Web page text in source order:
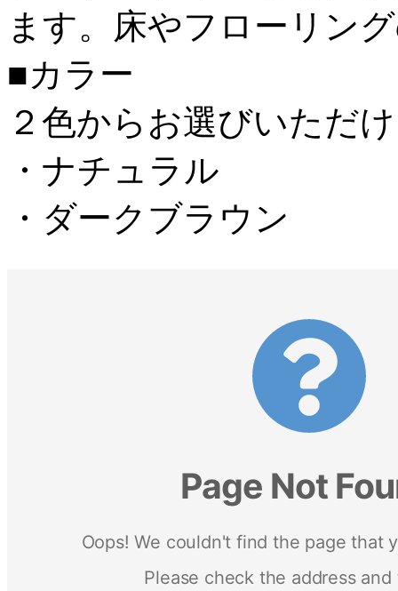
ます。床やフローリン
■カラー
２色からお選びいただ
・ナチュラル
・ダークブラウン